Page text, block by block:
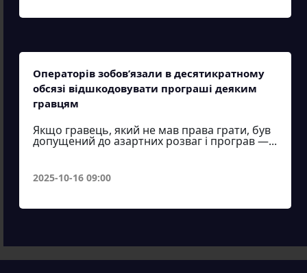
Операторів зобов’язали в десятикратному
обсязі відшкодовувати програші деяким
гравцям
Якщо гравець, який не мав права грати, був
допущений до азартних розваг і програв —...
2025-10-16 09:00